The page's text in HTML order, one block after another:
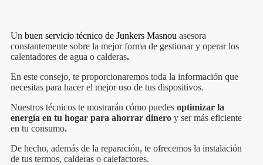
Un buen servicio técnico de Junkers Masnou asesora
constantemente sobre la mejor forma de gestionar y operar los
calentadores de agua o calderas.
En este consejo, te proporcionaremos toda la información que
necesitas para hacer el mejor uso de tus dispositivos.
Nuestros técnicos te mostrarán cómo puedes optimizar la
energía en tu hogar para ahorrar dinero y ser más eficiente
en tu consumo.
De hecho, además de la reparación, te ofrecemos la instalación
de tus termos, calderas o calefactores.